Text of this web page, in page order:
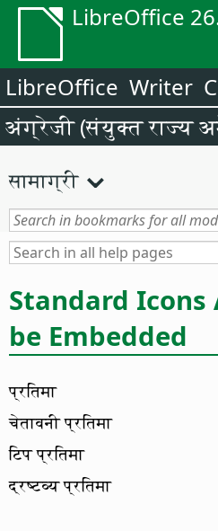
LibreOffice
LibreOffice Writer
अंग्रेजी (संयुक्त राज्य
सामाग्री
Standard Icons
be Embedded
प्रतिमा
चेतावनी प्रतिमा
टिप प्रतिमा
द्रष्टव्य प्रतिमा